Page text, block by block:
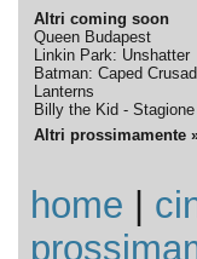
Altri coming soon
Queen Budapest
Linkin Park: Unshatter
Batman: Caped
Lanterns
Billy the Kid -
Altri prossimamente
home